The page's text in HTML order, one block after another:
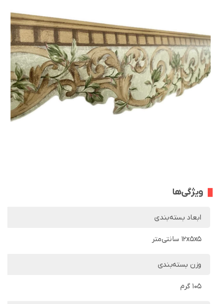
ویژگی‌ها
ابعاد بسته‌بندی
12x5x5 سانتی‌متر
وزن بسته‌بندی
105 گرم